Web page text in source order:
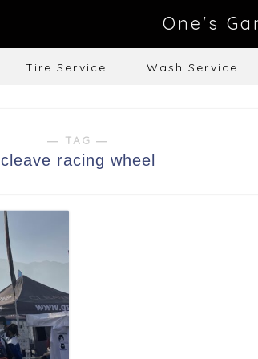
One's
Tire Service Wash Service
― TAG ―
cleave racing wheel